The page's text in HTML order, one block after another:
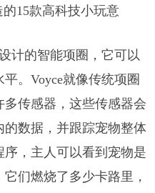
计的智能项圈，它可以
。Voyce就像传统项圈
传感器，这些传感器会
数据，并跟踪宠物整体
，主人可以看到宠物是
们燃烧了多少卡路里，